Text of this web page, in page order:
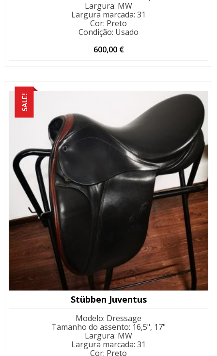
Largura: MW
Largura marcada: 31
Cor: Preto
Condição: Usado
600,00 €
SALE!
Stübben Juventus
Modelo: Dressage
Tamanho do assento: 16,5", 17"
Largura: MW
Largura marcada: 31
Cor: Preto